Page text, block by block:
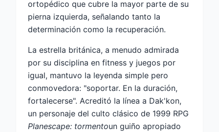
ortopédico que cubre la mayor parte de su
pierna izquierda, señalando tanto la
determinación como la recuperación.
La estrella británica, a menudo admirada
por su disciplina en fitness y juegos por
igual, mantuvo la leyenda simple pero
conmovedora: "soportar. En la duración,
fortalecerse". Acreditó la línea a Dak'kon,
un personaje del culto clásico de 1999 RPG
Planescape: tormentoun guiño apropiado